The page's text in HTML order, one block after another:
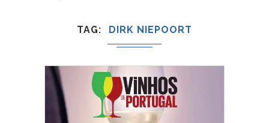
TAG DIRK NIEPOORT